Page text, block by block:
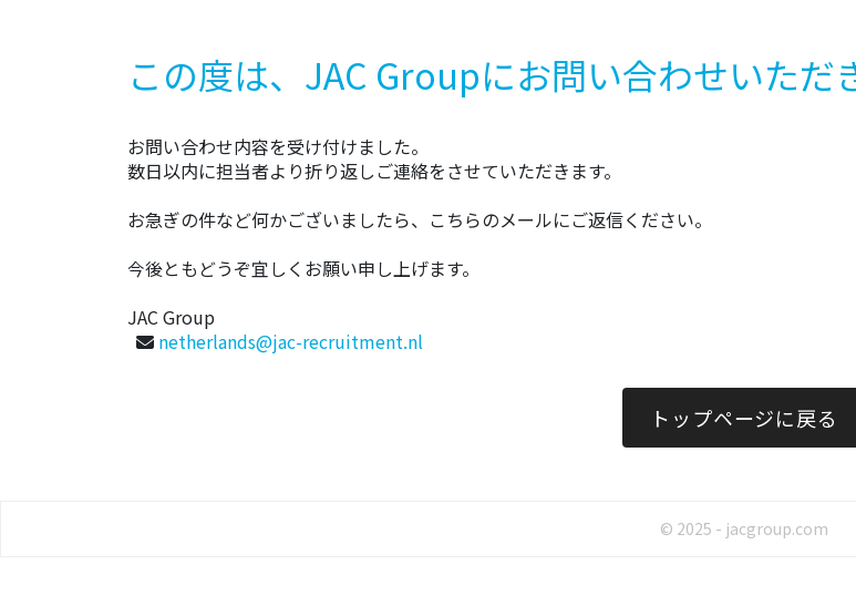
この度は、JAC Groupにお問い合わせいただ
お問い合わせ内容を受け付けました。
数日以内に担当者より折り返しご連絡をさせていただきます。
お急ぎの件など何かございましたら、こちらのメールにご返信ください。
今後ともどうぞ宜しくお願い申し上げます。
JAC Group
netherlands@jac-recruitment.nl
トップページに戻る
© 2025 - jacgroup.com